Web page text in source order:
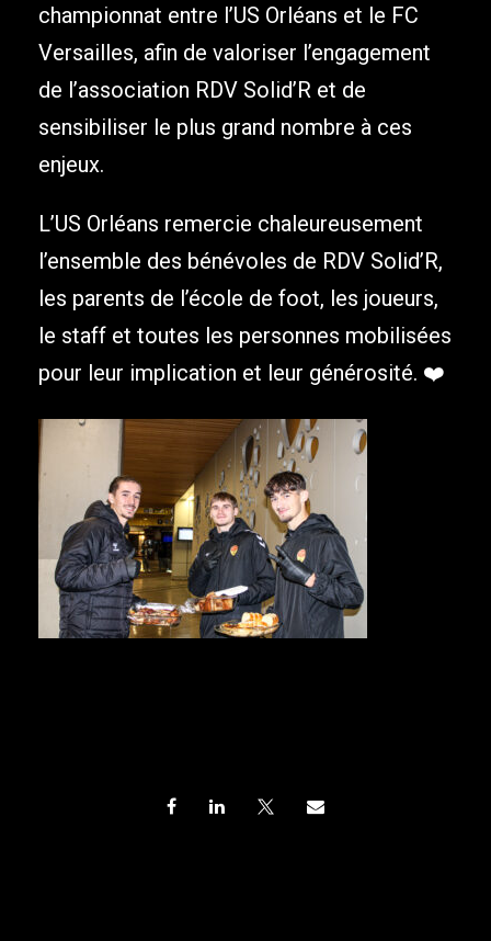
championnat entre l’US Orléans et le FC
Versailles, afin de valoriser l’engagement
de l’association RDV Solid’R et de
sensibiliser le plus grand nombre à ces
enjeux.
L’US Orléans remercie chaleureusement
l’ensemble des bénévoles de RDV Solid’R,
les parents de l’école de foot, les joueurs,
le staff et toutes les personnes mobilisées
pour leur implication et leur générosité. ❤️